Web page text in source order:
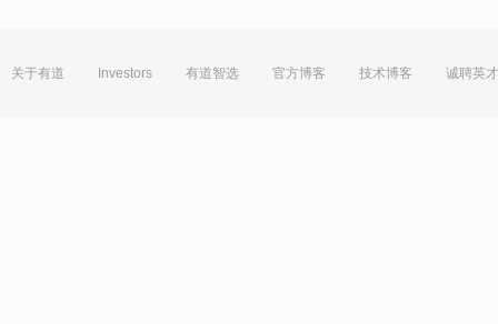
关于有道 Investors 有道智选 官方博客 技术博客 诚聘英才